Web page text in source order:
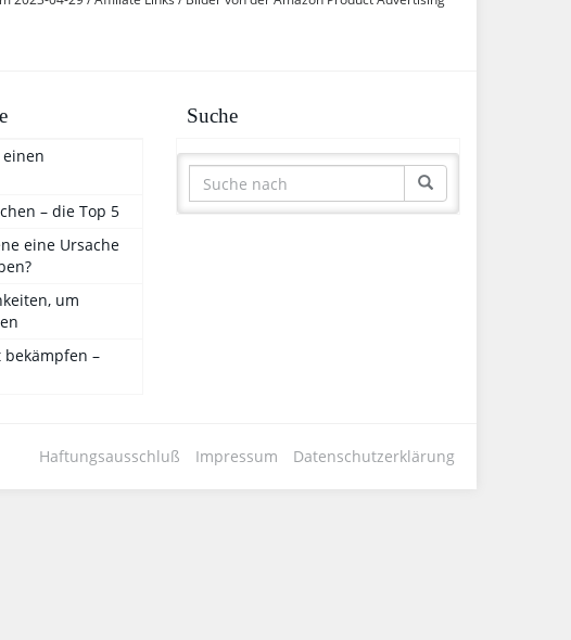
– die Top 5
eine Ursache
um
bekämpfen –
Suche
Haftungsausschluß Impressum Datenschutzerklärung